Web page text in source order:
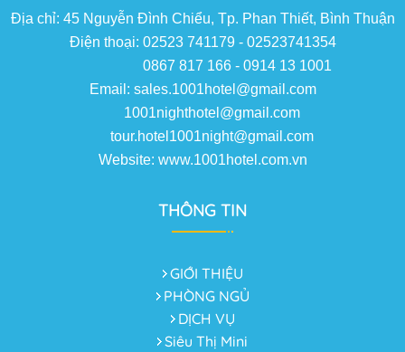
Địa chỉ: 45 Nguyễn Đình Chiểu, Tp. Phan Thiết, Bình Thuận
Điện thoại: 02523 741179 - 02523741354
0867 817 166 - 0914 13 1001
Email: sales.1001hotel@gmail.com
1001nighthotel@gmail.com
tour.hotel1001night@gmail.com
Website: www.1001hotel.com.vn
THÔNG TIN
GIỚI THIỆU
PHÒNG NGỦ
DỊCH VỤ
Siêu Thị Mini